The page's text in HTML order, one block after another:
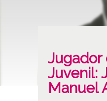
Jugador
Juvenil:
Manuel